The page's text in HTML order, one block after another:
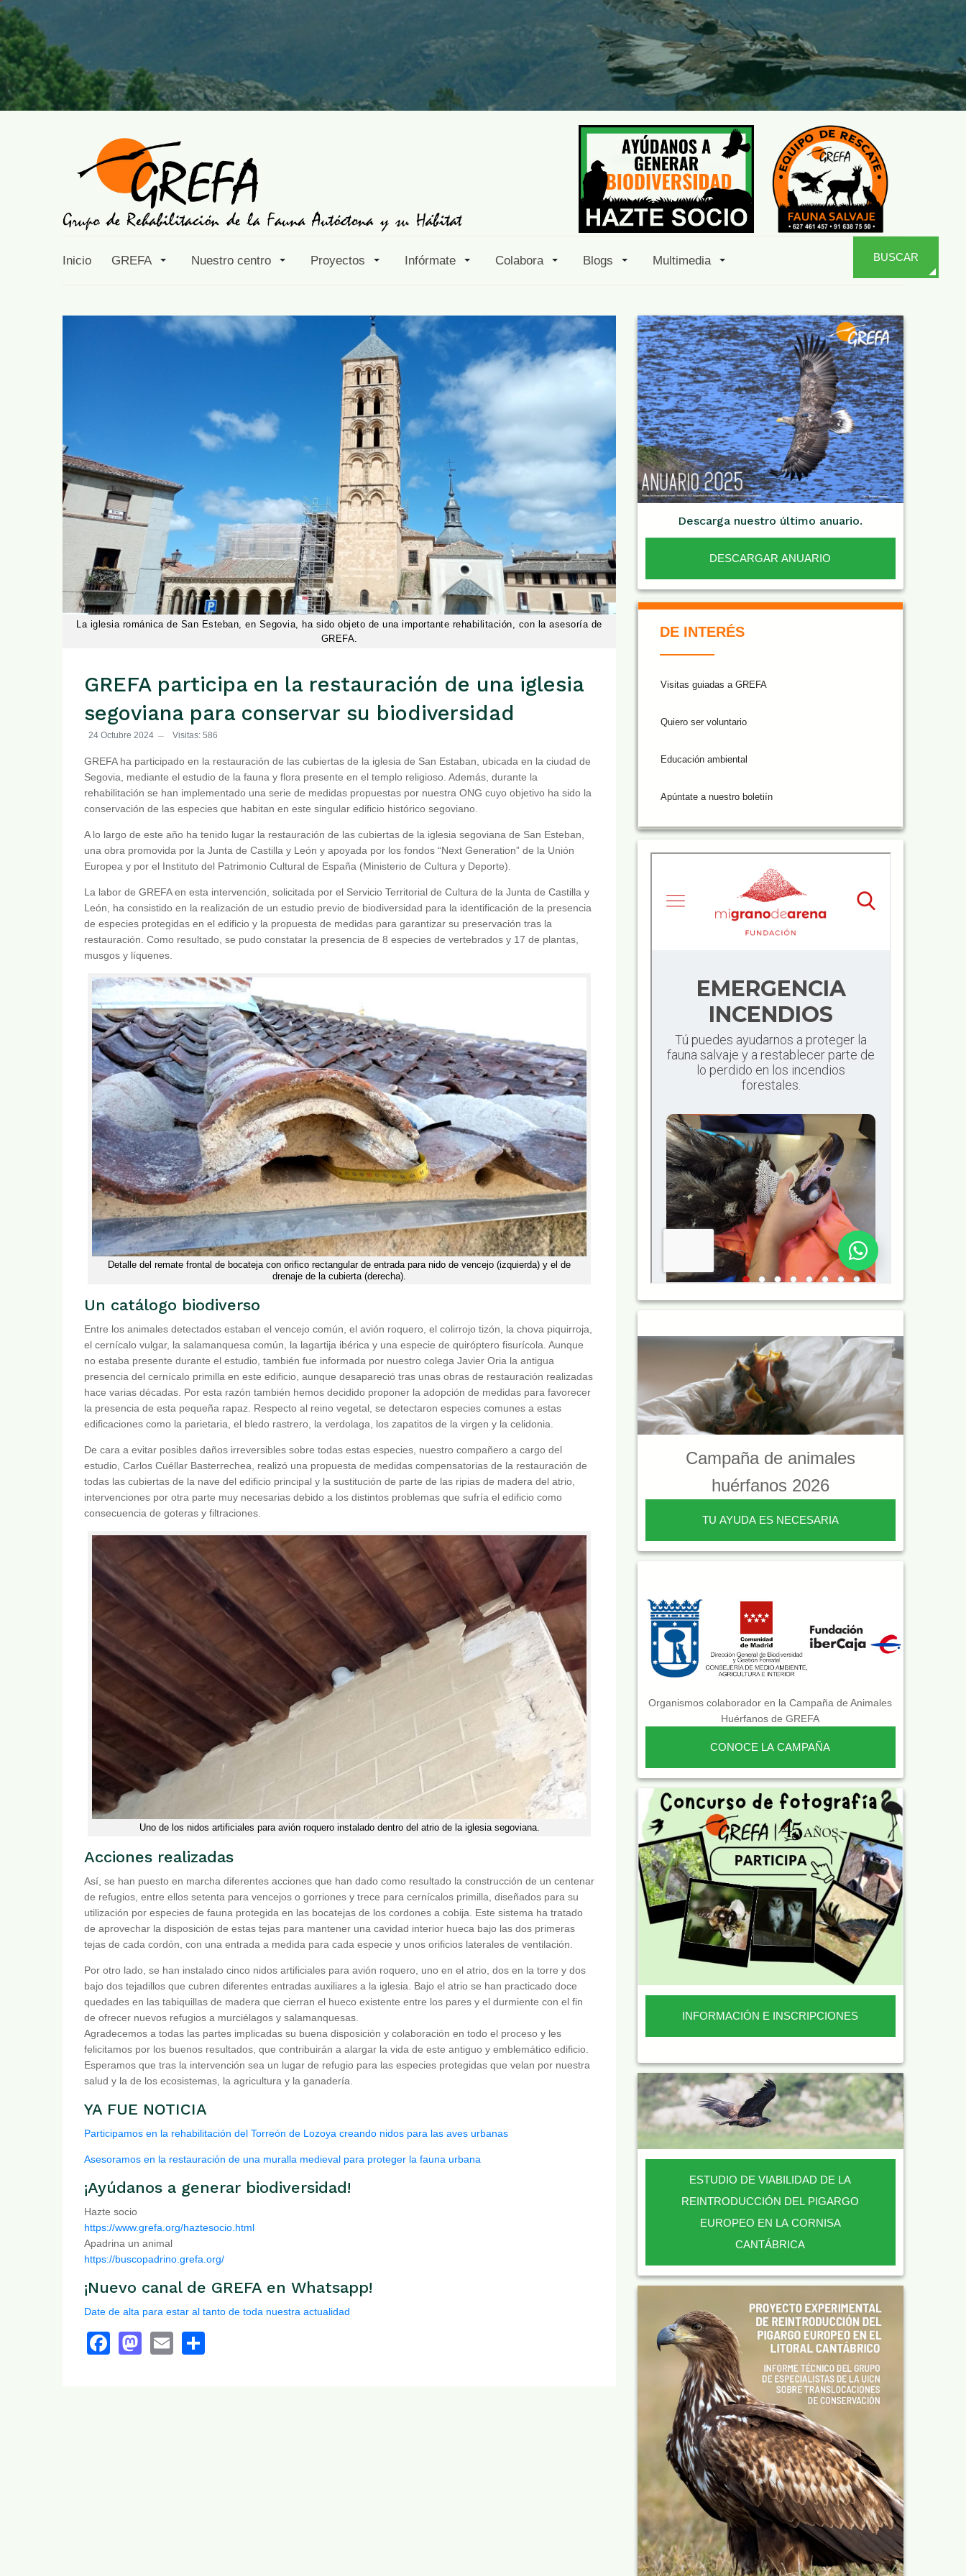
Inicio GREFA Nuestro centro Proyectos Infórmate Colabora Blogs Multimedia BUSCAR
La iglesia románica de San Esteban, en Segovia, ha sido objeto de una importante rehabilitación, con la asesoría de
GREFA.
GREFA participa en la restauración de una iglesia
segoviana para conservar su biodiversidad
24 Octubre 2024 Visitas: 586
GREFA ha participado en la restauración de las cubiertas de la iglesia de San Estaban, ubicada en la ciudad de
Segovia, mediante el estudio de la fauna y flora presente en el templo religioso. Además, durante la
rehabilitación se han implementado una serie de medidas propuestas por nuestra ONG cuyo objetivo ha sido la
conservación de las especies que habitan en este singular edificio histórico segoviano.
A lo largo de este año ha tenido lugar la restauración de las cubiertas de la iglesia segoviana de San Esteban,
una obra promovida por la Junta de Castilla y León y apoyada por los fondos “Next Generation” de la Unión
Europea y por el Instituto del Patrimonio Cultural de España (Ministerio de Cultura y Deporte).
La labor de GREFA en esta intervención, solicitada por el Servicio Territorial de Cultura de la Junta de Castilla y
León, ha consistido en la realización de un estudio previo de biodiversidad para la identificación de la presencia
de especies protegidas en el edificio y la propuesta de medidas para garantizar su preservación tras la
restauración. Como resultado, se pudo constatar la presencia de 8 especies de vertebrados y 17 de plantas,
musgos y líquenes.
Detalle del remate frontal de bocateja con orifico rectangular de entrada para nido de vencejo (izquierda) y el de
drenaje de la cubierta (derecha).
Un catálogo biodiverso
Entre los animales detectados estaban el vencejo común, el avión roquero, el colirrojo tizón, la chova piquirroja,
el cernícalo vulgar, la salamanquesa común, la lagartija ibérica y una especie de quiróptero fisurícola. Aunque
no estaba presente durante el estudio, también fue informada por nuestro colega Javier Oria la antigua
presencia del cernícalo primilla en este edificio, aunque desapareció tras unas obras de restauración realizadas
hace varias décadas. Por esta razón también hemos decidido proponer la adopción de medidas para favorecer
la presencia de esta pequeña rapaz. Respecto al reino vegetal, se detectaron especies comunes a estas
edificaciones como la parietaria, el bledo rastrero, la verdolaga, los zapatitos de la virgen y la celidonia.
De cara a evitar posibles daños irreversibles sobre todas estas especies, nuestro compañero a cargo del
estudio, Carlos Cuéllar Basterrechea, realizó una propuesta de medidas compensatorias de la restauración de
todas las cubiertas de la nave del edificio principal y la sustitución de parte de las ripias de madera del atrio,
intervenciones por otra parte muy necesarias debido a los distintos problemas que sufría el edificio como
consecuencia de goteras y filtraciones.
Uno de los nidos artificiales para avión roquero instalado dentro del atrio de la iglesia segoviana.
Acciones realizadas
Así, se han puesto en marcha diferentes acciones que han dado como resultado la construcción de un centenar
de refugios, entre ellos setenta para vencejos o gorriones y trece para cernícalos primilla, diseñados para su
utilización por especies de fauna protegida en las bocatejas de los cordones a cobija. Este sistema ha tratado
de aprovechar la disposición de estas tejas para mantener una cavidad interior hueca bajo las dos primeras
tejas de cada cordón, con una entrada a medida para cada especie y unos orificios laterales de ventilación.
Por otro lado, se han instalado cinco nidos artificiales para avión roquero, uno en el atrio, dos en la torre y dos
bajo dos tejadillos que cubren diferentes entradas auxiliares a la iglesia. Bajo el atrio se han practicado doce
quedades en las tabiquillas de madera que cierran el hueco existente entre los pares y el durmiente con el fin
de ofrecer nuevos refugios a murciélagos y salamanquesas.
Agradecemos a todas las partes implicadas su buena disposición y colaboración en todo el proceso y les
felicitamos por los buenos resultados, que contribuirán a alargar la vida de este antiguo y emblemático edificio.
Esperamos que tras la intervención sea un lugar de refugio para las especies protegidas que velan por nuestra
salud y la de los ecosistemas, la agricultura y la ganadería.
YA FUE NOTICIA
Participamos en la rehabilitación del Torreón de Lozoya creando nidos para las aves urbanas
Asesoramos en la restauración de una muralla medieval para proteger la fauna urbana
¡Ayúdanos a generar biodiversidad!
Hazte socio
https://www.grefa.org/haztesocio.html
Apadrina un animal
https://buscopadrino.grefa.org/
¡Nuevo canal de GREFA en Whatsapp!
Date de alta para estar al tanto de toda nuestra actualidad
Facebook
Mastodon
Email
Descarga nuestro último anuario.
DESCARGAR ANUARIO
DE INTERÉS
Visitas guiadas a GREFA
Quiero ser voluntario
Educación ambiental
Apúntate a nuestro boletiín
Campaña de animales
huérfanos 2026
TU AYUDA ES NECESARIA
Organismos colaborador en la Campaña de Animales
Huérfanos de GREFA
CONOCE LA CAMPAÑA
INFORMACIÓN E INSCRIPCIONES
ESTUDIO DE VIABILIDAD DE LA
REINTRODUCCIÓN DEL PIGARGO
EUROPEO EN LA CORNISA
CANTÁBRICA